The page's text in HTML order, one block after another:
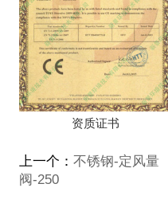
资质证书
上一个： 不锈钢-定风量
阀-250